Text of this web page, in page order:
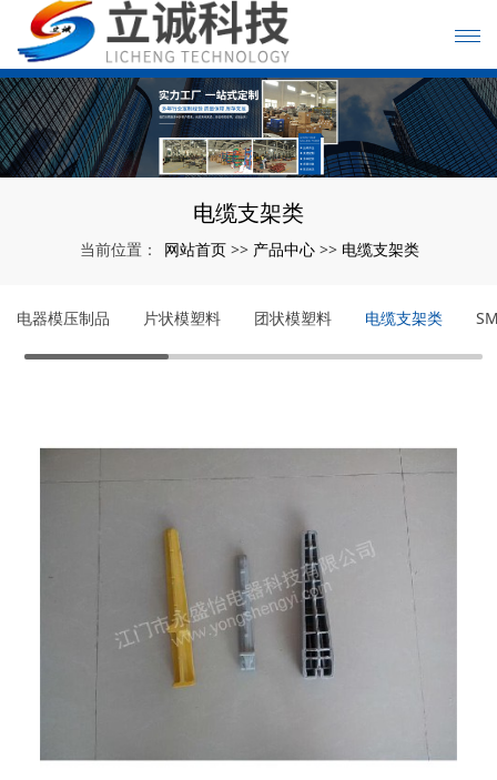
电缆支架类
当前位置： 网站首页 >> 产品中心 >> 电缆支架类
电器模压制品 片状模塑料 团状模塑料 电缆支架类